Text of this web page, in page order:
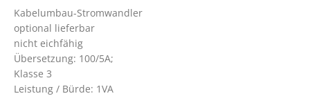
Kabelumbau-Stromwandler
optional lieferbar
nicht eichfähig
Übersetzung: 100/5A;
Klasse 3
Leistung / Bürde: 1VA